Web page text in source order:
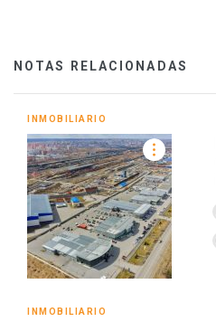
NOTAS RELACIONADAS
INMOBILIARIO
INMOBILIARIO